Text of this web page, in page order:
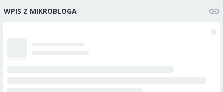
WPIS Z MIKROBLOGA